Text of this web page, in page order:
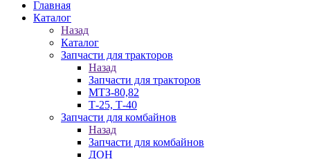
Главная
Каталог
Назад
Каталог
Запчасти для тракторов
Назад
Запчасти для тракторов
МТЗ-80,82
Т-25, Т-40
Запчасти для комбайнов
Назад
Запчасти для комбайнов
ДОН